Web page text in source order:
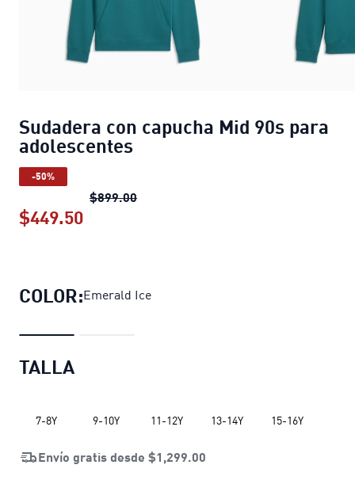
Sudadera con capucha Mid 90s para
adolescentes
-50%
$899.00Sudadera con capucha Mid 90s para
$449.50
COLOR:Emerald Ice
TALLA
7-8Y 9-10Y 11-12Y 13-14Y 15-16Y
Envío gratis desde $1,299.00